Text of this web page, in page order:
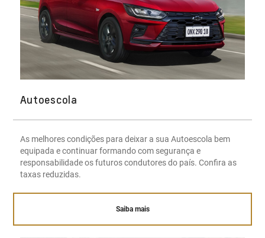
Autoescola
As melhores condições para deixar a sua Autoescola bem
equipada e continuar formando com segurança e
responsabilidade os futuros condutores do país. Confira as
taxas reduzidas.
Saiba mais